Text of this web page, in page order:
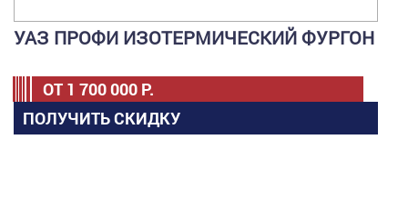
УАЗ ПРОФИ ИЗОТЕРМИЧЕСКИЙ ФУРГОН
ОТ 1 700 000 Р.
ПОЛУЧИТЬ СКИДКУ